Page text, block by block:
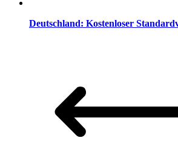
Deutschland: Kostenloser